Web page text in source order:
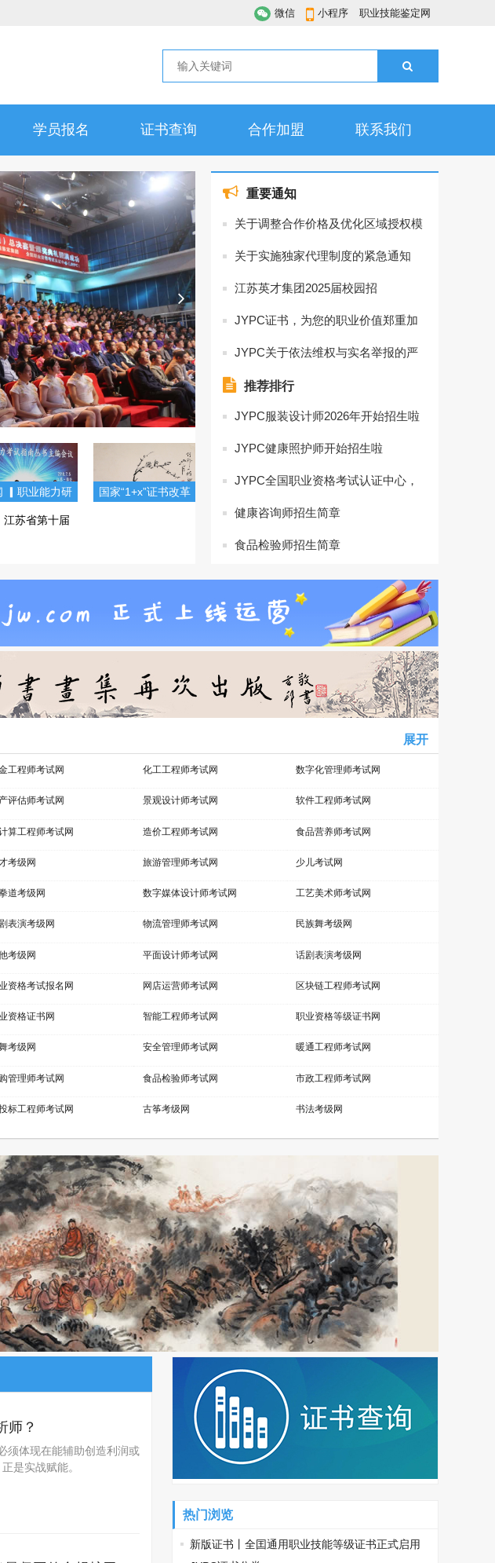
微信 小程序 职业技能鉴定网
学员报名 证书查询 合作加盟 联系我们
▎职业能力研
常务理事会暨
国家“1+x”证书改革
苏省第十届
重要通知
关于调整合作价格及优化区域授权模
关于实施独家代理制度的紧急通知
江苏英才集团2025届校园招
JYPC证书，为您的职业价值郑重加
JYPC关于依法维权与实名举报的严
正公告
推荐排行
JYPC服装设计师2026年开始招生啦
JYPC健康照护师开始招生啦
JYPC全国职业资格考试认证中心，
健康咨询师招生简章
食品检验师招生简章
展开
工程师考试网 化工工程师考试网 数字化管理师考试网
评估师考试网 景观设计师考试网 软件工程师考试网
算工程师考试网 造价工程师考试网 食品营养师考试网
考级网 旅游管理师考试网 少儿考试网
道考级网 数字媒体设计师考试网 工艺美术师考试网
表演考级网 物流管理师考试网 民族舞考级网
考级网 平面设计师考试网 话剧表演考级网
资格考试报名网 网店运营师考试网 区块链工程师考试网
资格证书网 智能工程师考试网 职业资格等级证书网
考级网 安全管理师考试网 暖通工程师考试网
管理师考试网 食品检验师考试网 市政工程师考试网
标工程师考试网 古筝考级网 书法考级网
考试网 营销管理师考试网 职业资格考试网
风水师考试网 乘务管理师考试网
考级网 少儿考试网 少儿英语考级网
八大员考试网 电子工程师考试网 江苏英才职业技能鉴定集团
乘务师考试网 理财规划师考试网 物联网工程师考试网
工程师考试网 化妆品配方师考试网 移动通信工程师考试网
咨询师考试网 少儿舞蹈考级网 环境工程师考试网
商务师考试网 少儿实践网 展示设计师考试网
金融分析师考试网
电竞运营师考试网
JYPC全国职业资格考试认证中
心
教师考试网 地质工程师考试网
税务筹划师考试网 监理工程师考试网
自动化工程师考试网
装配式建筑师考试网 针灸推拿师考试网
师？
须体现在能辅助创造利润或
是实战赋能。
热门浏览
新版证书丨全囯通用职业技能等级证书正式启用